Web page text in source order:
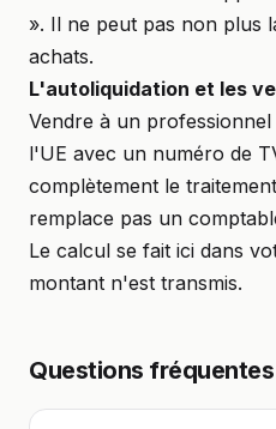
». Il ne peut pas non plus
achats.
L'autoliquidation et les
Vendre à un
l'UE avec un numéro de
complètement le
remplace pas un
Le calcul se fait ici dans
montant n'est transmis.
Questions fréquentes